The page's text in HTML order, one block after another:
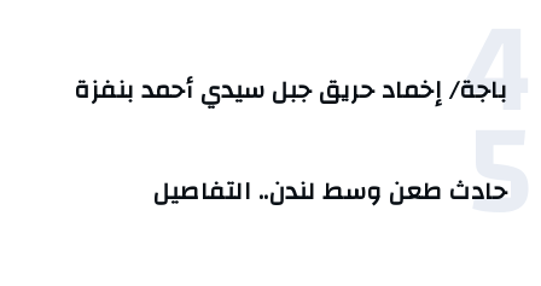
4
باجة/ إخماد حريق جبل سيدي أحمد بنفزة
5
حادث طعن وسط لندن.. التفاصيل